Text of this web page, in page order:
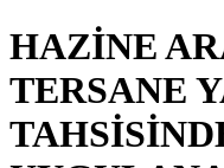
HAZİNE
TERSANE